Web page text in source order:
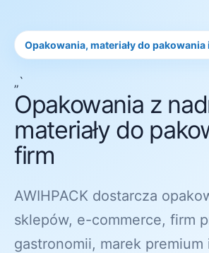
Opakowania, materiały do
„`
Opakowania z
materiały do
firm
AWIHPACK dostarcza
sklepów, e-commerce, firm
gastronomii, marek premium